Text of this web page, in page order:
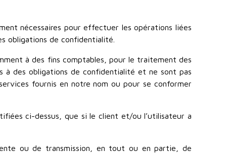
nécessaires pour effectuer les opérations liées
obligations de confidentialité.
à des fins comptables, pour le traitement des
à des obligations de confidentialité et ne sont pas
fournis en notre nom ou pour se conformer
ci-dessus, que si le client et/ou l’utilisateur a
ou de transmission, en tout ou en partie, de